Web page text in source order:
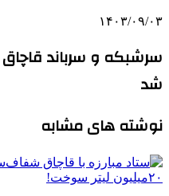
۱۴۰۳/۰۹/۰۳
سرشبکه و سرباند
شد
نوشته های مشابه